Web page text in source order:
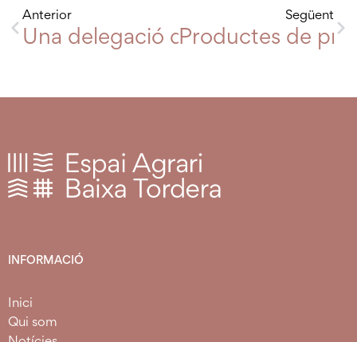
Anterior
Una delegació de l’EABT visita
Següent
Productes de
INFORMACIÓ
Inici
Qui som